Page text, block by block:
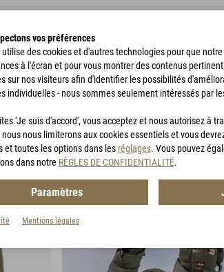
DE PLUIE SACS DE BIVOUAC
vos préférences
des cookies et d'autres technologies pour que
à l'écran et pour vous montrer des contenus
sur nos visiteurs afin d'identifier les possibilités
individuelles - nous sommes seulement intéressés par
'Je suis d'accord', vous acceptez et nous autorisez à
nous nous limiterons aux cookies essentiels et vous
et toutes les options dans les réglages. Vous pouvez
dans notre RÈGLES DE CONFIDENTIALITÉ.
Paramètres
Mentions légales